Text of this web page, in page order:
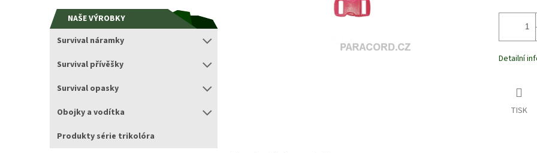
n
e
NAŠE VÝROBKY
Survival náramky
Survival přívěšky
Survival opasky
Obojky a vodítka
Produkty série trikolóra
Detailní
TISK